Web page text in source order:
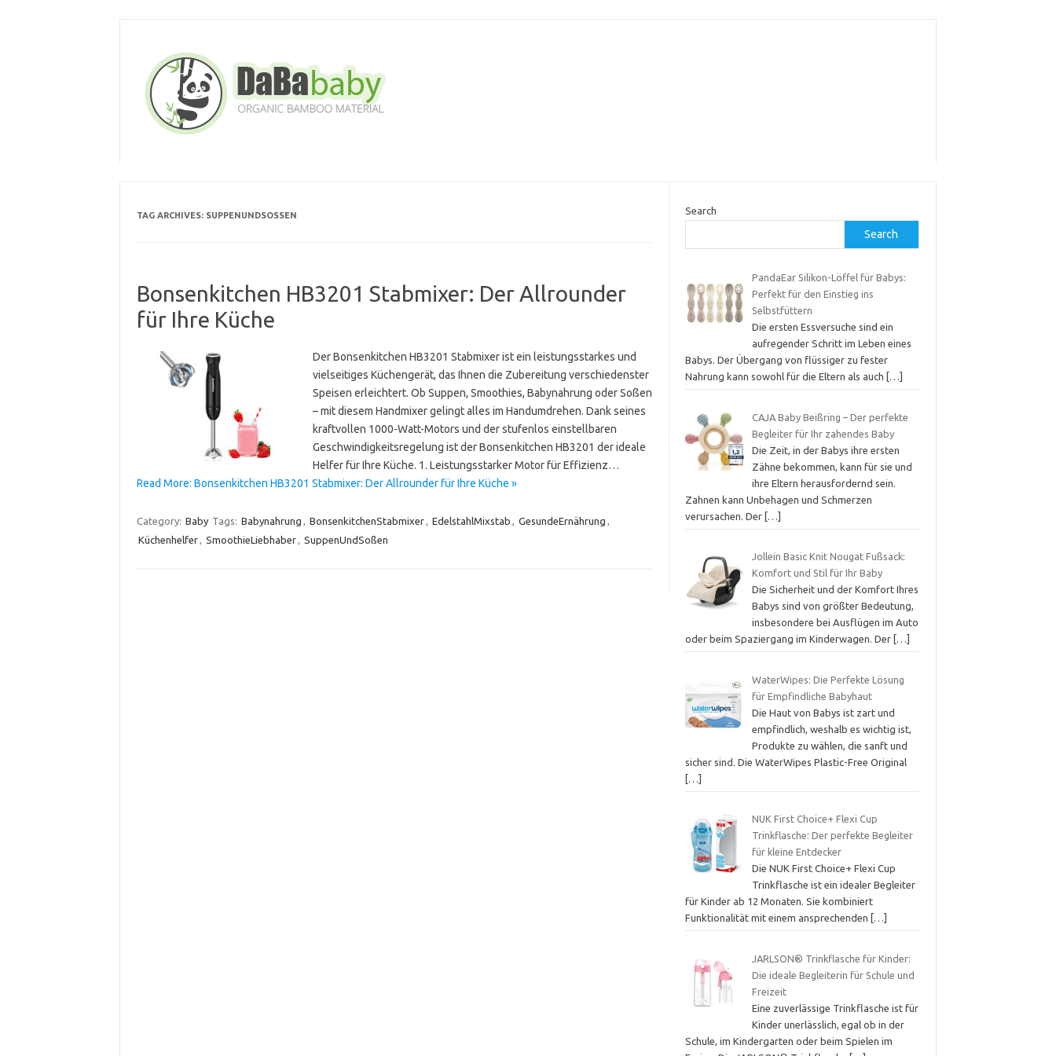
TAG ARCHIVES: SUPPENUNDSOSSEN
Bonsenkitchen HB3201 Stabmixer: Der Allrounder
für Ihre Küche
Der Bonsenkitchen HB3201 Stabmixer ist ein leistungsstarkes und
vielseitiges Küchengerät, das Ihnen die Zubereitung verschiedenster
Speisen erleichtert. Ob Suppen, Smoothies, Babynahrung oder Soßen
– mit diesem Handmixer gelingt alles im Handumdrehen. Dank seines
kraftvollen 1000-Watt-Motors und der stufenlos einstellbaren
Geschwindigkeitsregelung ist der Bonsenkitchen HB3201 der ideale
Helfer für Ihre Küche. 1. Leistungsstarker Motor für Effizienz…
Read More: Bonsenkitchen HB3201 Stabmixer: Der Allrounder für Ihre Küche »
Category: Baby Tags: Babynahrung , BonsenkitchenStabmixer, EdelstahlMixstab , GesundeErnährung ,
Küchenhelfer, SmoothieLiebhaber, SuppenUndSoßen
Search
Search
PandaEar Silikon-Löffel für Babys:
Perfekt für den Einstieg ins
Selbstfüttern
Die ersten Essversuche sind ein
aufregender Schritt im Leben eines
Babys. Der Übergang von flüssiger zu fester
Nahrung kann sowohl für die Eltern als auch
[…]
CAJA Baby Beißring – Der perfekte
Begleiter für Ihr zahendes Baby
Die Zeit, in der Babys ihre ersten
Zähne bekommen, kann für sie und
ihre Eltern herausfordernd sein.
Zahnen kann Unbehagen und Schmerzen
verursachen. Der […]
Jollein Basic Knit Nougat Fußsack:
Komfort und Stil für Ihr Baby
Die Sicherheit und der Komfort Ihres
Babys sind von größter Bedeutung,
insbesondere bei Ausflügen im Auto
oder beim Spaziergang im Kinderwagen. Der […]
WaterWipes: Die Perfekte Lösung
für Empfindliche Babyhaut
Die Haut von Babys ist zart und
empfindlich, weshalb es wichtig ist,
Produkte zu wählen, die sanft und
sicher sind. Die WaterWipes Plastic-Free Original
[…]
NUK First Choice+ Flexi Cup
Trinkflasche: Der perfekte Begleiter
für kleine Entdecker
Die NUK First Choice+ Flexi Cup
Trinkflasche ist ein idealer Begleiter
für Kinder ab 12 Monaten. Sie kombiniert
Funktionalität mit einem ansprechenden
[…]
JARLSON® Trinkflasche für Kinder:
Die ideale Begleiterin für Schule und
Freizeit
Eine zuverlässige Trinkflasche ist für
Kinder unerlässlich, egal ob in der
Schule, im Kindergarten oder beim Spielen im